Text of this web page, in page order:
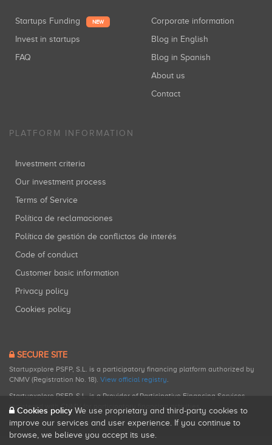
Startups Funding NEW
Invest in startups
FAQ
Corporate information
Blog in English
Blog in Spanish
About us
Contact
PLATFORM INFORMATION
Investment criteria
Our investment process
Terms of Service
Política de reclamaciones
Política de gestión de conflictos de interés
Code of conduct
Customer basic information
Privacy policy
Cookies policy
SECURE SITE
Startupxplore PSFP, S.L. is a participatory financing platform authorized by
CNMV (Registration No. 18). View official registry
Startupxplore PSFP, S.L. is a Provider of Participative Financing Services
registered with CNMV for participatory financing activities.
Cookies policy We use proprietary and third-party cookies to
improve our services and user experience. If you continue to
browse, we believe you accept its use.